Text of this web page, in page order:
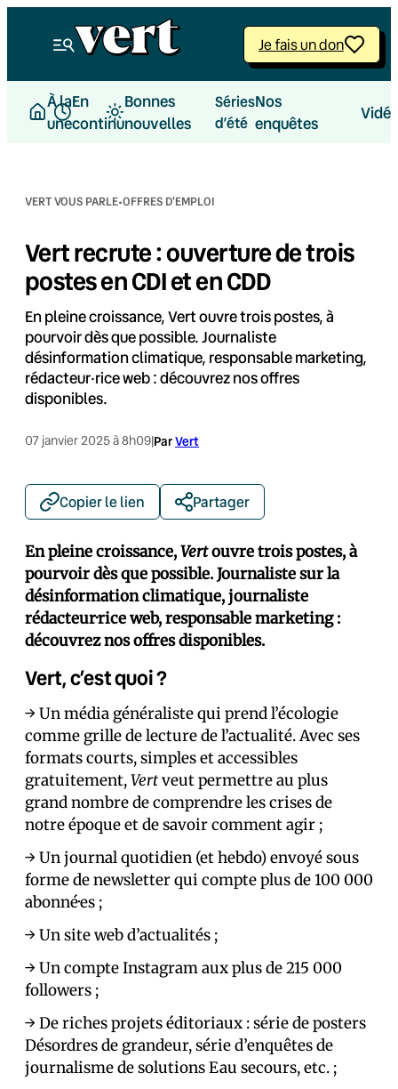
Je fais un don
À la
une
En
continu
Bonnes
nouvelles
Séries
d’été
Nos
enquêtes
VERT VOUS PARLE·OFFRES D'EMPLOI
Vert recrute : ouverture de trois
postes en CDI et en CDD
En pleine croissance, Vert ouvre trois postes, à
pourvoir dès que possible. Journaliste
désinformation climatique, responsable marketing,
rédacteur·rice web : découvrez nos offres
disponibles.
07 janvier 2025 à 8h09|ParVert
Copier le lien Partager
En pleine croissance,Vertouvre trois postes, à
pourvoir dès que possible. Journaliste sur la
désinformation climatique, journaliste
rédacteur·rice web,responsable marketing :
découvrez nos offres disponibles.
Vert, c’est quoi ?
→ Un média généraliste qui prend l’écologie
comme grille de lecture de l’actualité. Avec ses
formats courts, simples et accessibles
gratuitement,Vertveut permettre au plus
grand nombre de comprendre les crises de
notre époque et de savoir comment agir ;
→ Un journal quotidien (et hebdo) envoyé sous
forme de newsletter qui compte plus de 100 000
abonné·es ;
→ Un site web d’actualités ;
→ Un compte Instagram aux plus de 215 000
followers ;
→ De riches projets éditoriaux : série de posters
Désordres de grandeur, série d’enquêtes de
journalisme de solutions Eau secours, etc. ;